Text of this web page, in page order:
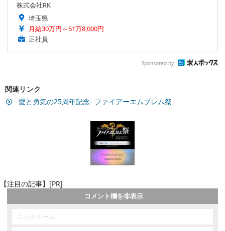
株式会社RK
埼玉県
月給30万円～51万8,000円
正社員
Sponsored by
関連リンク
-愛と勇気の25周年記念- ファイアーエムブレム祭
【注目の記事】[PR]
コメント欄を非表示